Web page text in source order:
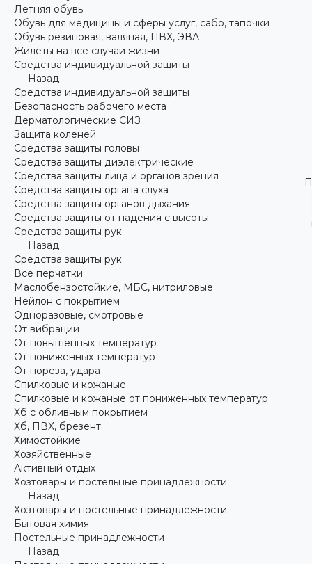
Летняя обувь
Обувь для медицины и сферы услуг, сабо, тапочки
Обувь резиновая, валяная, ПВХ, ЭВА
Жилеты на все случаи жизни
Средства индивидуальной защиты
Назад
Средства индивидуальной защиты
Безопасность рабочего места
Дерматологические СИЗ
Защита коленей
Средства защиты головы
Средства защиты диэлектрические
Средства защиты лица и органов зрения
Средства защиты органа слуха
Средства защиты органов дыхания
Средства защиты от падения с высоты
Средства защиты рук
Назад
Средства защиты рук
Все перчатки
Маслобензостойкие, МБС, нитриловые
Нейлон с покрытием
Одноразовые, смотровые
От вибрации
От повышенных температур
От пониженных температур
От пореза, удара
Спилковые и кожаные
Спилковые и кожаные от пониженных температур
Хб с обливным покрытием
Хб, ПВХ, брезент
Химостойкие
Хозяйственные
Активный отдых
Хозтовары и постельные принадлежности
Назад
Хозтовары и постельные принадлежности
Бытовая химия
Постельные принадлежности
Назад